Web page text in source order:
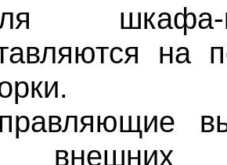
шкафа-
на
внешних